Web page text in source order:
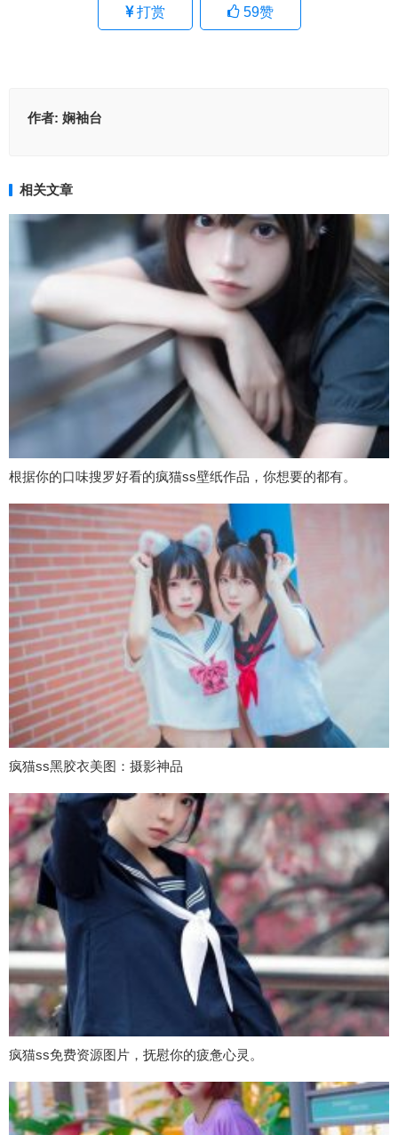
打赏 59赞
作者: 娴袖台
相关文章
根据你的口味搜罗好看的疯猫ss壁纸作品，你想要的都有。
疯猫ss黑胶衣美图：摄影神品
疯猫ss免费资源图片，抚慰你的疲惫心灵。